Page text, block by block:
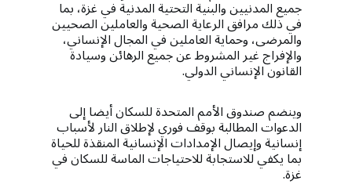
جميع المدنيين والبنية التحتية المدنية في غزة، بما
في ذلك مرافق الرعاية الصحية والعاملين الصحيين
والمرضى، وحماية العاملين في المجال الإنساني،
والإفراج غير المشروط عن جميع الرهائن وسيادة
القانون الإنساني الدولي.
وينضم صندوق الأمم المتحدة للسكان أيضا إلى
الدعوات المطالبة بوقف فوري لإطلاق النار لأسباب
إنسانية وإيصال الإمدادات الإنسانية المنقذة للحياة
بما يكفي للاستجابة للاحتياجات الماسة للسكان في
غزة.